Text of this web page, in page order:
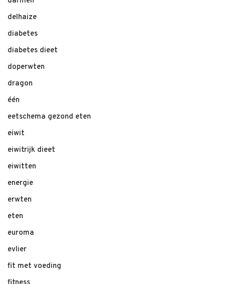
delhaize
diabetes
diabetes dieet
doperwten
dragon
één
eetschema gezond eten
eiwit
eiwitrijk dieet
eiwitten
energie
erwten
eten
euroma
evlier
fit met voeding